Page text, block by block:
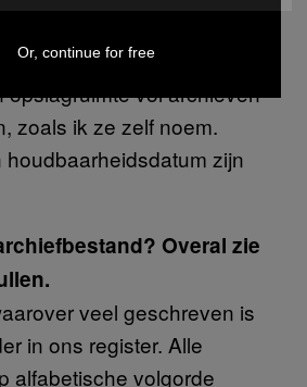
jaren zestig naar Golders
een grotere ruimte. We
opslagruimte vol archieven
zoals ik ze zelf noem.
zijn
Overal zie
veel geschreven is
in ons register. Alle
alfabetische volgorde
Or, continue for free